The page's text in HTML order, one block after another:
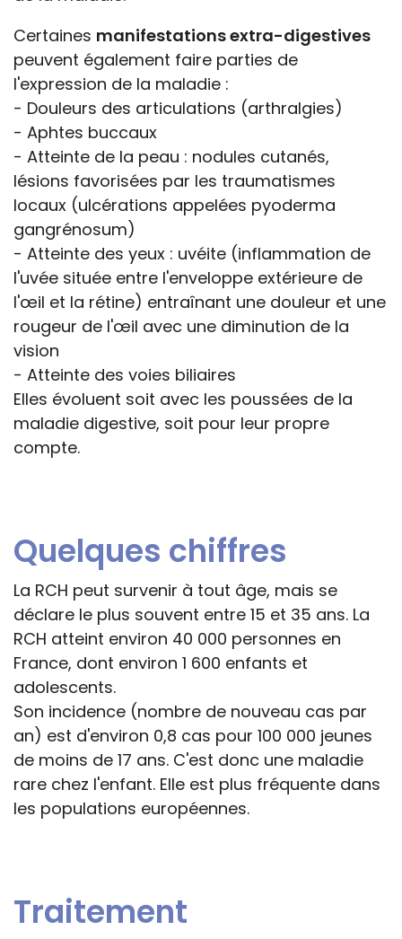
Certaines manifestations extra-digestives
peuvent également faire parties de
l'expression de la maladie :
- Douleurs des articulations (arthralgies)
- Aphtes buccaux
- Atteinte de la peau : nodules cutanés,
lésions favorisées par les traumatismes
locaux (ulcérations appelées pyoderma
gangrénosum)
- Atteinte des yeux : uvéite (inflammation de
l'uvée située entre l'enveloppe extérieure de
l'œil et la rétine) entraînant une douleur et une
rougeur de l'œil avec une diminution de la
vision
- Atteinte des voies biliaires
Elles évoluent soit avec les poussées de la
maladie digestive, soit pour leur propre
compte.
Quelques chiffres
La RCH peut survenir à tout âge, mais se
déclare le plus souvent entre 15 et 35 ans. La
RCH atteint environ 40 000 personnes en
France, dont environ 1 600 enfants et
adolescents.
Son incidence (nombre de nouveau cas par
an) est d'environ 0,8 cas pour 100 000 jeunes
de moins de 17 ans. C'est donc une maladie
rare chez l'enfant. Elle est plus fréquente dans
les populations européennes.
Traitement